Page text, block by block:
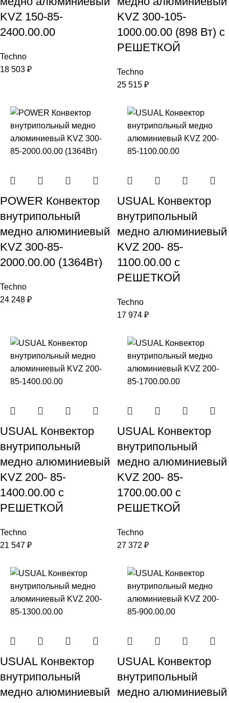
KVZ 150-85-
2400.00.00
Techno
18 503 ₽
KVZ 300-105-
1000.00.00 (898 Вт) с
РЕШЕТКОЙ
Techno
25 515 ₽
POWER Конвектор
внутрипольный
медно алюминиевый
KVZ 300-85-
2000.00.00 (1364Вт)
Techno
24 248 ₽
USUAL Конвектор
внутрипольный
медно алюминиевый
KVZ 200- 85-
1100.00.00 с
РЕШЕТКОЙ
Techno
17 974 ₽
USUAL Конвектор
внутрипольный
медно алюминиевый
KVZ 200- 85-
1400.00.00 с
РЕШЕТКОЙ
Techno
21 547 ₽
USUAL Конвектор
внутрипольный
медно алюминиевый
KVZ 200- 85-
1700.00.00 с
РЕШЕТКОЙ
Techno
27 372 ₽
USUAL Конвектор
внутрипольный
медно алюминиевый
USUAL Конвектор
внутрипольный
медно алюминиевый